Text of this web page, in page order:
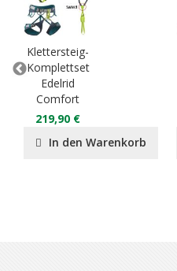
Klettersteig-
Komplettset
Edelrid
Comfort
219,90 €
In den Warenkorb